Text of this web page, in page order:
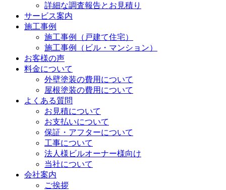
詳細な調査報告とお見積り
サービス案内
施工事例
施工事例（戸建て住宅）
施工事例（ビル・マンション）
お客様の声
料金について
外壁塗装の費用について
屋根塗装の費用について
よくある質問
お見積について
お支払いについて
保証・アフターについて
工事について
法人様ビルオーナー様向け
当社について
会社案内
ご挨拶